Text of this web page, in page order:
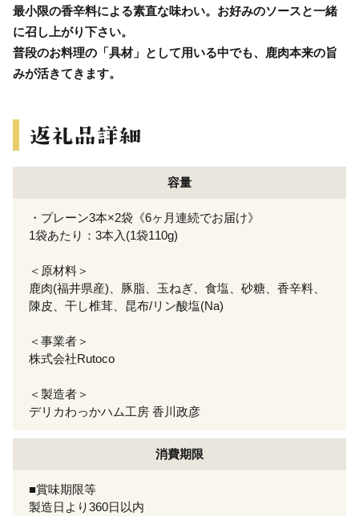
最小限の香辛料による素直な味わい。お好みのソースと一緒
に召し上がり下さい。
普段のお料理の「具材」として用いる中でも、鹿肉本来の旨
みが活きてきます。
容量
・プレーン3本×2袋《6ヶ月連続でお届け》
1袋あたり：3本入(1袋110g)
＜原材料＞
鹿肉(福井県産)、豚脂、玉ねぎ、食塩、砂糖、香辛料、
陳皮、干し椎茸、昆布/リン酸塩(Na)
＜事業者＞
株式会社Rutoco
＜製造者＞
デリカわっかハム工房 香川政彦
消費期限
■賞味期限等
製造日より360日以内